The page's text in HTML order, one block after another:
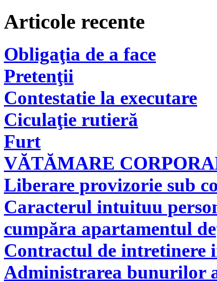
Articole recente
Obligaţia de a face
Pretenţii
Contestatie la executare
Ciculaţie rutieră
Furt
VĂTĂMARE
Liberare provizorie sub
Caracterul intuituu
cumpăra apartamentul
Contractul de intretinere
Administrarea bunurilor